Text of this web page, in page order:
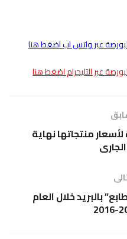
البورصة عبر واتس اب اضغط هنا
عبر التليجرام اضغط هنا
منتجاتها نهاية
بالبريد خلال العام